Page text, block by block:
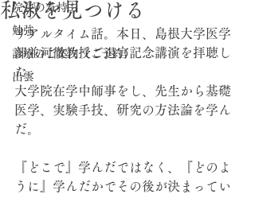
院長の気持ち
勉強
診療のご案内（ご予約）
出雲
私淑を見つける
リアルタイム話。本日、島根大学医学
部並河徹教授ご退官記念講演を拝聴し
た。
大学院在学中師事をし、先生から基礎
医学、実験手技、研究の方法論を学ん
だ。
『どこで』学んだではなく、『どのよ
うに』学んだかでその後が決まってい